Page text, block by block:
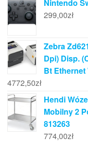
Nintendo
299,00zł
Zebra
Dpi) Disp.
Bt Ethernet
4772,50zł
Hendi
Mobilny 2
813263
774,00zł